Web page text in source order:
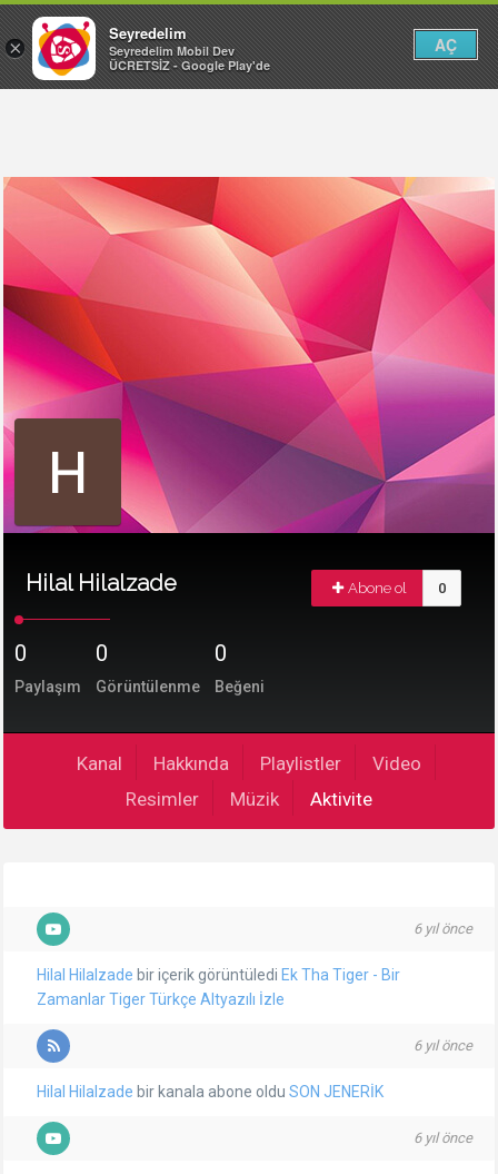
Hilal Hilalzade Abone ol 0
0
Paylaşım
0
Görüntülenme
0
Beğeni
Kanal Hakkında Playlistler
Video
Resimler
Müzik Aktivite
6 yıl önce
Hilal Hilalzade bir içerik görüntüledi Ek Tha Tiger - Bir
Zamanlar Tiger Türkçe Altyazılı İzle
6 yıl önce
Hilal Hilalzade bir kanala abone oldu SON JENERİK
6 yıl önce
×
Seyredelim
Seyredelim Mobil Dev
ÜCRETSİZ - Google Play'de
AÇ